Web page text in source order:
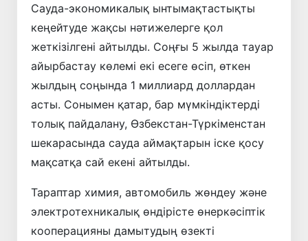
Сауда-экономикалық ынтымақтастықты
кеңейтуде жақсы нәтижелерге қол
жеткізілгені айтылды. Соңғы 5 жылда тауар
айырбастау көлемі екі есеге өсіп, өткен
жылдың соңында 1 миллиард доллардан
асты. Сонымен қатар, бар мүмкіндіктерді
толық пайдалану, Өзбекстан-Түркіменстан
шекарасында сауда аймақтарын іске қосу
мақсатқа сай екені айтылды.
Тараптар химия, автомобиль жөндеу және
электротехникалық өндірісте өнеркәсіптік
кооперацияны дамытудың өзекті